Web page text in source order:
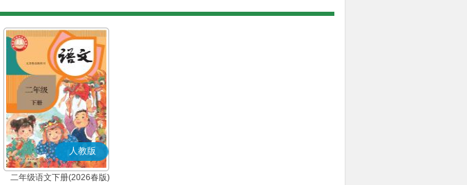
人教版
二年级语文下册(2026春版)